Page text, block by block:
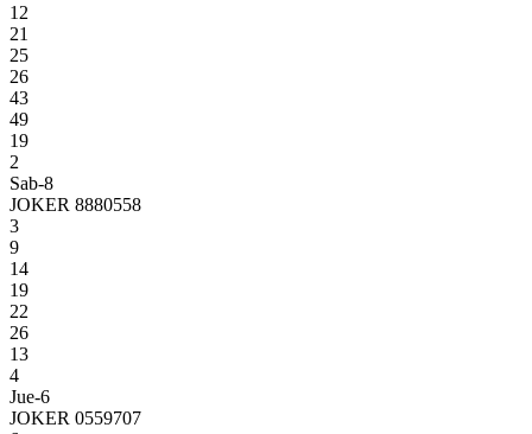
12
21
25
26
43
49
19
2
Sab-8
JOKER 8880558
3
9
14
19
22
26
13
4
Jue-6
JOKER 0559707